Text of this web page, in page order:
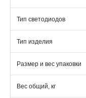
Тип светодиодов
Тип изделия
Размер и вес упаковки
Вес общий, кг